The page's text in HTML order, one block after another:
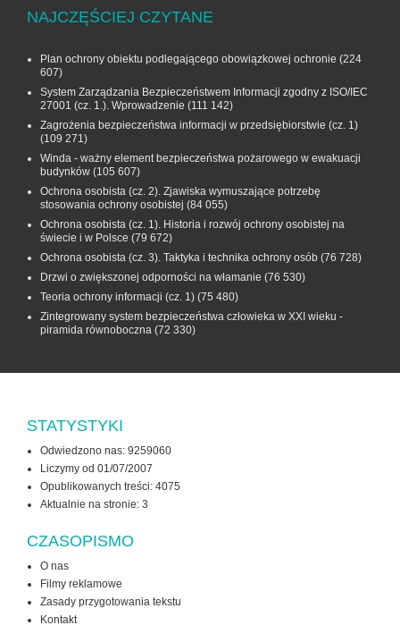
NAJCZĘŚCIEJ CZYTANE
Plan ochrony obiektu podlegającego obowiązkowej ochronie (224
607)
System Zarządzania Bezpieczeństwem Informacji zgodny z ISO/IEC
27001 (cz. 1.). Wprowadzenie (111 142)
Zagrożenia bezpieczeństwa informacji w przedsiębiorstwie (cz. 1)
(109 271)
Winda - ważny element bezpieczeństwa pożarowego w ewakuacji
budynków (105 607)
Ochrona osobista (cz. 2). Zjawiska wymuszające potrzebę
stosowania ochrony osobistej (84 055)
Ochrona osobista (cz. 1). Historia i rozwój ochrony osobistej na
świecie i w Polsce (79 672)
Ochrona osobista (cz. 3). Taktyka i technika ochrony osób (76 728)
Drzwi o zwiększonej odporności na włamanie (76 530)
Teoria ochrony informacji (cz. 1) (75 480)
Zintegrowany system bezpieczeństwa człowieka w XXI wieku -
piramida równoboczna (72 330)
STATYSTYKI
Odwiedzono nas: 9259060
Liczymy od 01/07/2007
Opublikowanych treści: 4075
Aktualnie na stronie: 3
CZASOPISMO
O nas
Filmy reklamowe
Zasady przygotowania tekstu
Kontakt